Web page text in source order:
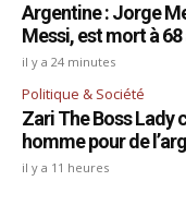
Argentine : Jorge
Messi, est mort à 68
il y a 24 minutes
Politique & Société
Zari The Boss Lady
homme pour de
il y a 11 heures